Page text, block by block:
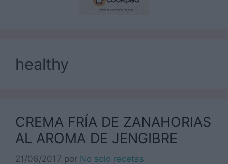
healthy
CREMA FRÍA DE ZANAHORIAS
AL AROMA DE JENGIBRE
21/06/2017 por No solo recetas